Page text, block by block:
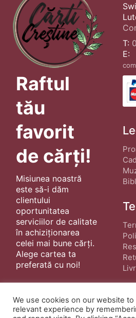
Raftul
tău
favorit
de cărți!
Misiunea noastră
este să-i dăm
clientului
oportunitatea
serviciilor de calitate
în achiziționarea
celei mai bune cărți.
Alege cartea ta
preferată cu noi!
T:
E:
We use cookies on our website
relevant experience by